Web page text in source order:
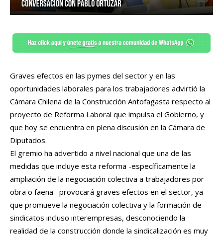
Graves efectos en las pymes del sector y en las
oportunidades laborales para los trabajadores advirtió la
Cámara Chilena de la Construcción Antofagasta respecto al
proyecto de Reforma Laboral que impulsa el Gobierno, y
que hoy se encuentra en plena discusión en la Cámara de
Diputados.
El gremio ha advertido a nivel nacional que una de las
medidas que incluye esta reforma -específicamente la
ampliación de la negociación colectiva a trabajadores por
obra o faena– provocará graves efectos en el sector, ya
que promueve la negociación colectiva y la formación de
sindicatos incluso interempresas, desconociendo la
realidad de la construcción donde la sindicalización es muy